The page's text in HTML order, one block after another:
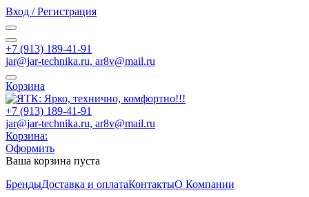
Вход / Регистрация
+7 (913) 189-41-91
jar@jar-technika.ru, ar8v@mail.ru
Корзина
+7 (913) 189-41-91
jar@jar-technika.ru, ar8v@mail.ru
Корзина:
Оформить
Ваша корзина пуста
БрендыДоставка и оплатаКонтактыО Компании